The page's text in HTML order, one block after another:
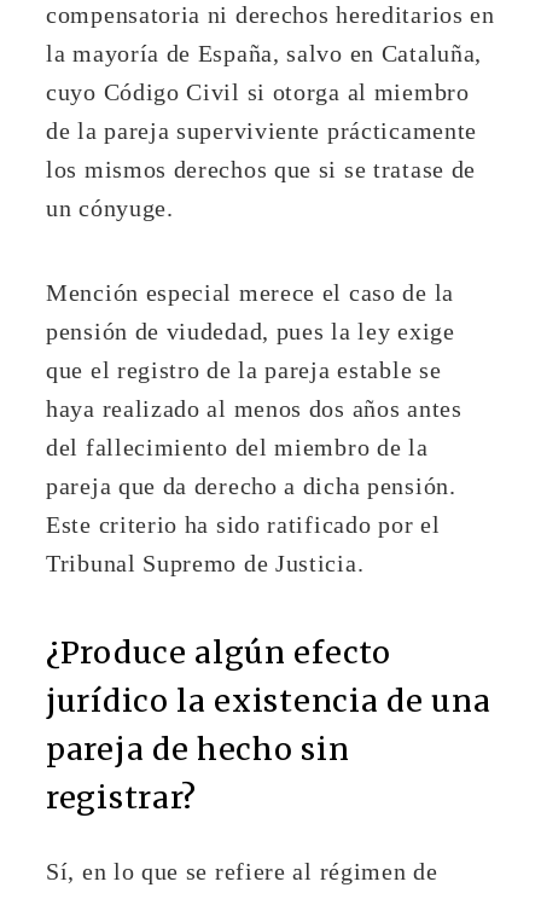
compensatoria ni derechos hereditarios en
la mayoría de España, salvo en Cataluña,
cuyo Código Civil si otorga al miembro
de la pareja superviviente prácticamente
los mismos derechos que si se tratase de
un cónyuge.
Mención especial merece el caso de la
pensión de viudedad, pues la ley exige
que el registro de la pareja estable se
haya realizado al menos dos años antes
del fallecimiento del miembro de la
pareja que da derecho a dicha pensión.
Este criterio ha sido ratificado por el
Tribunal Supremo de Justicia.
¿Produce algún efecto
jurídico la existencia de una
pareja de hecho sin
registrar?
Sí, en lo que se refiere al régimen de